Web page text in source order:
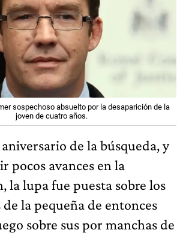
sospechoso absuelto por la desaparición de la
joven de cuatro años.
de la búsqueda, y
pocos avances en la
la lupa fue puesta sobre los
la pequeña de entonces
sobre sus por manchas de